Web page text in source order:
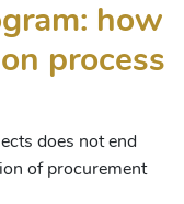
how
process
does not end
of procurement